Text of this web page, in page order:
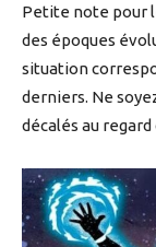
Petite note pour
des époques
situation
derniers. Ne
décalés au